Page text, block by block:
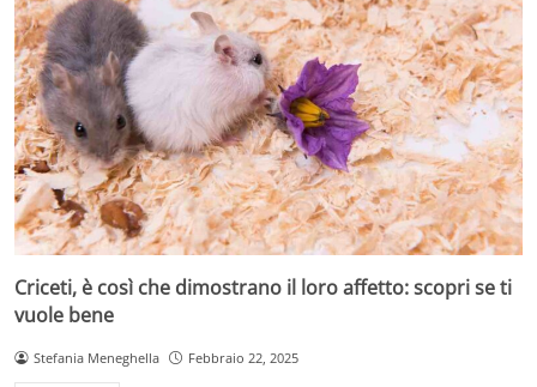
Criceti, è così che dimostrano il loro affetto: scopri se ti
vuole bene
Stefania Meneghella Febbraio 22, 2025